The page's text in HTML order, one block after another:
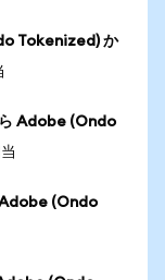
Tokenized) か
Adobe (Ondo
(Ondo